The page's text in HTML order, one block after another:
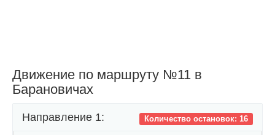
Движение по маршруту №11 в
Барановичах
Количество остановок: 16
Направление 1: